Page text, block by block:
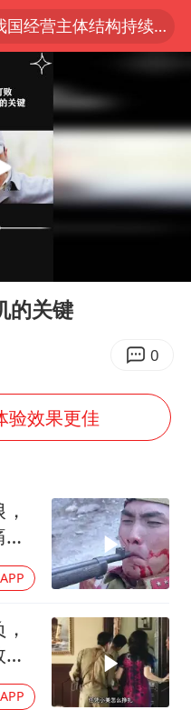
上半年我国经营主体结构持续优化
现龙卷潜势
今日15时起福州地铁高架区段停运
近浙闽沿海
1枚就能让航母瘫痪 轰-6J实力有多强
横滨赛决赛
泰国：高度重视中国游客旅游体验
迎大暴雨
》 冲奖
蒯曼挺进WTT横滨冠军赛女单四强
构建更高水平的全民健身公共服务体系
的关键
0
验效果更佳